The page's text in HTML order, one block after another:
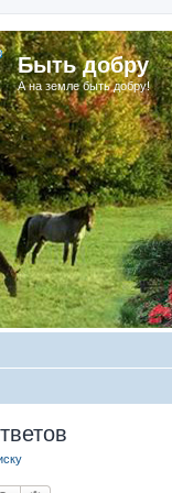
Быть добру
А на земле быть добру!